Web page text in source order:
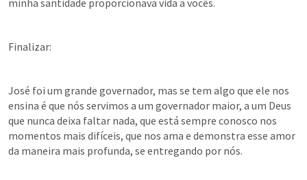
Finalizar:
José foi um grande governador, mas se tem algo que ele nos
ensina é que nós servimos a um governador maior, a um Deus
que nunca deixa faltar nada, que está sempre conosco nos
momentos mais difíceis, que nos ama e demonstra esse amor
da maneira mais profunda, se entregando por nós.